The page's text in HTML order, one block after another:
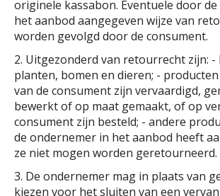
originele kassabon. Eventuele door
het aanbod aangegeven wijze van
worden gevolgd door de consument.
2. Uitgezonderd van retourrecht zijn: -
planten, bomen en dieren; -
van de consument zijn vervaardigd,
bewerkt of op maat gemaakt, of op
consument zijn besteld; - andere
de ondernemer in het aanbod heeft
ze niet mogen worden geretourneerd.
3. De ondernemer mag in plaats van
kiezen voor het sluiten van een